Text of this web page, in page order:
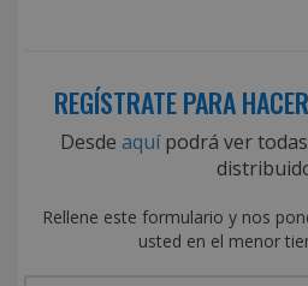
REGÍSTRATE PARA
Desde aquípodrá ver
Rellene este formulario y nos
usted en el menor